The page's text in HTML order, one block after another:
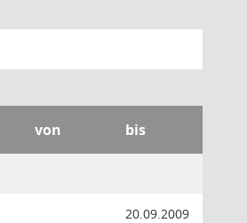
von bis
20.09.2009